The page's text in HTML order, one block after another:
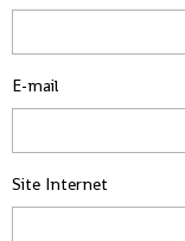
E-mail
Site Internet